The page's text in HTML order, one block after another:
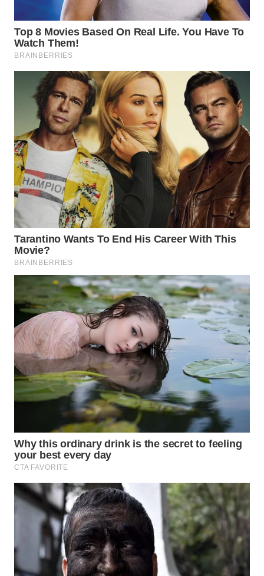
NUSANTARA
WN
JOGJA
WN
JATIM
WN
BALI
WN
KALBAR
WN
KALTENG
WN
KALTARA
WN
KALSEL
WN
KALTIM
WN
GORONTALO
WN
SULUT
WN
MALUKU